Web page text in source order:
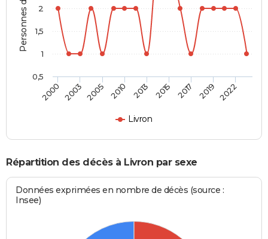
Livron
2000 2003 2005 2010 2013 2015 2017 2019 2022
0,5
1
1,5
2
Répartition des décès à Livron par sexe
Données exprimées en nombre de décès (source :
Insee)